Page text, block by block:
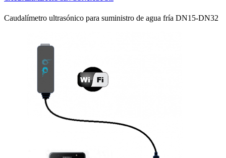
Caudalímetro ultrasónico para suministro de agua fría DN15-DN32